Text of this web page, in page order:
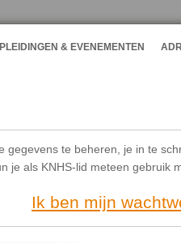
& EVENEMENTEN
te beheren, je in te
je als KNHS-lid meteen gebruik
Ik ben mijn